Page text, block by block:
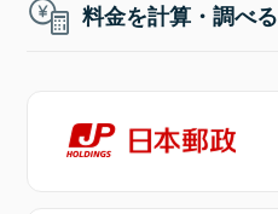
料金を計算・調べる